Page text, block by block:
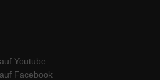
Youtube
Facebook